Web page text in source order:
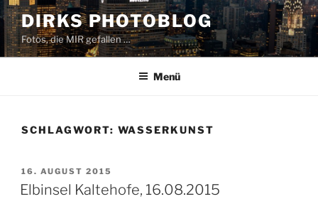
Zum
Inhalt
springen
DIRKS PHOTOBLOG
Fotos, die MIR gefallen …
Menü
SCHLAGWORT: WASSERKUNST
VERÖFFENTLICHT
AM
16. AUGUST 2015
Elbinsel Kaltehofe, 16.08.2015